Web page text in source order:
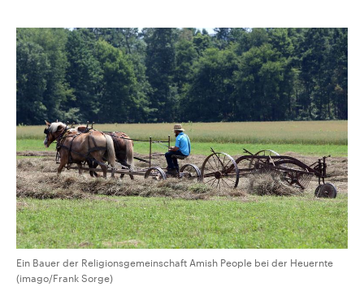
Ein Bauer der Religionsgemeinschaft Amish People bei der Heuernte
(imago/Frank Sorge)